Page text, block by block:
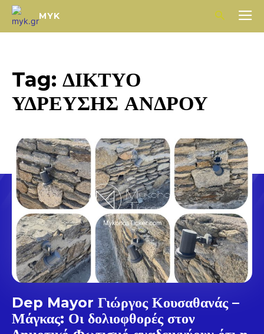
MYK
Tag: ΔΙΚΤΥΟ
ΥΔΡΕΥΣΗΣ ΑΝΔΡΟΥ
Dep Mayor Γιώργος Κουσαθανάς –
Μάγκας: Οι δολιοφθορές στον